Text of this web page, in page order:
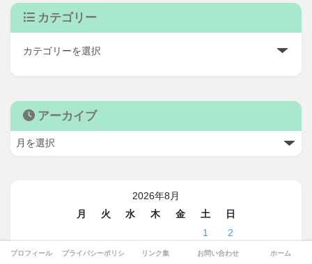
カテゴリー
アーカイブ
2026年8月
月
火 水 木 金 土
日
1
2
3
4 6 8 9
プロフィール プライバシーポリシー リンク集 お問い合わせ ホーム